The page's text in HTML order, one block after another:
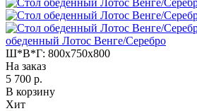
обеденный Лотос Венге/Серебро
Ш*В*Г: 800x750x800
На заказ
5 700 р.
В корзину
Хит